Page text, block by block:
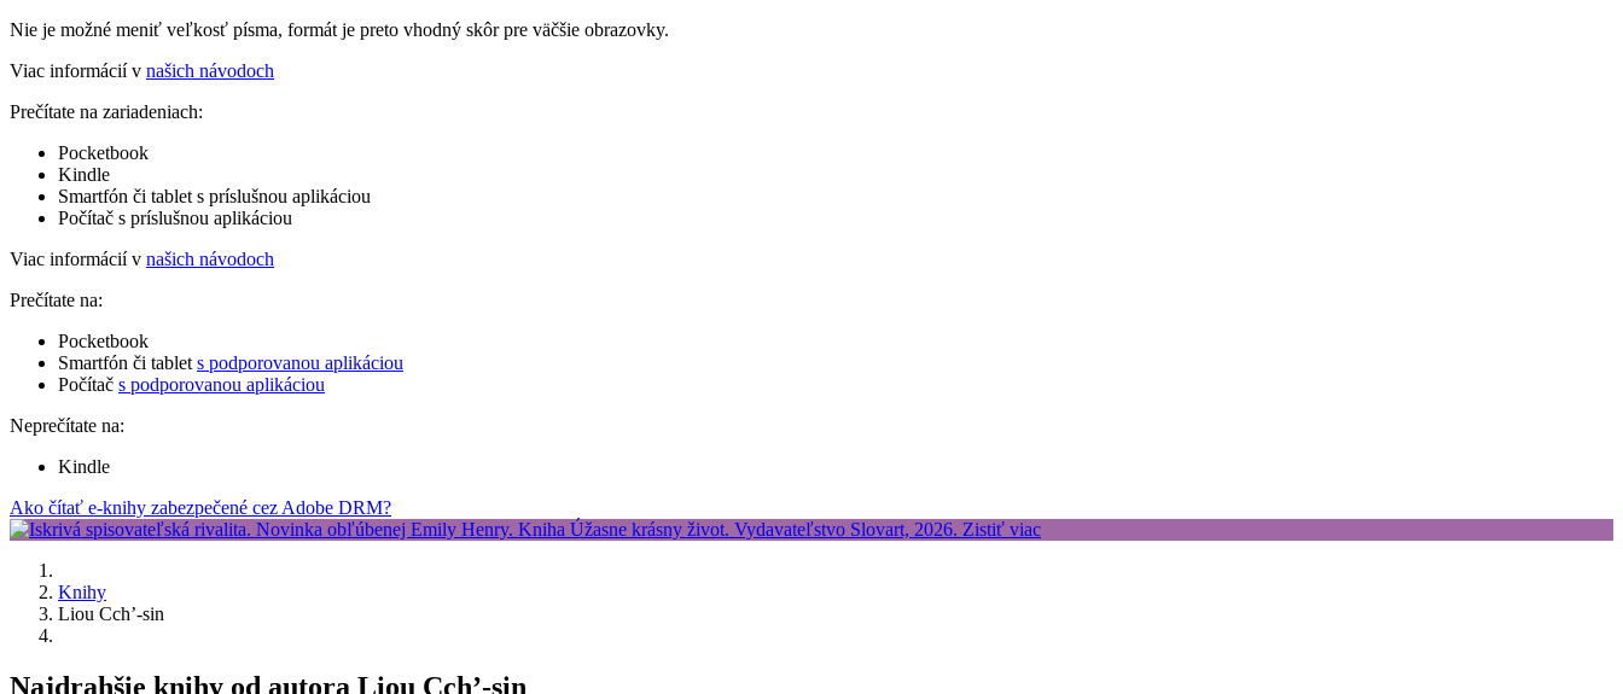
Nie je možné meniť veľkosť písma, formát je preto vhodný skôr pre väčšie obrazovky.
Viac informácií v našich návodoch
Prečítate na zariadeniach:
Pocketbook
Kindle
Smartfón či tablet s príslušnou aplikáciou
Počítač s príslušnou aplikáciou
Viac informácií v našich návodoch
Prečítate na:
Pocketbook
Smartfón či tablet s podporovanou aplikáciou
Počítač s podporovanou aplikáciou
Neprečítate na:
Kindle
Ako čítať e-knihy zabezpečené cez Adobe DRM?
Knihy
Liou Cch’-sin
Najdrahšie knihy od autora Liou Cch’-sin